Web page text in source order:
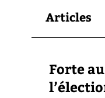
Articles
Forte